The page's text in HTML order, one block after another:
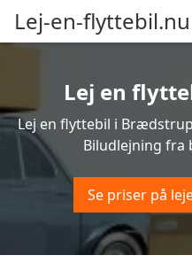
Lej-en-flyttebil.nu
Lej en
Lej en flyttebil i
Biludlejning fra
Se priser på